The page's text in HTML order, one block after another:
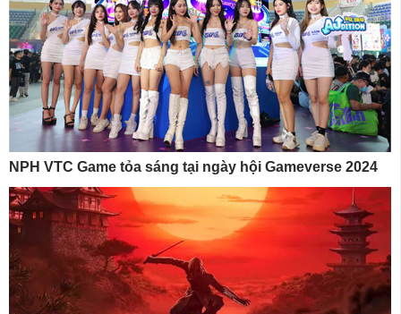
NPH VTC Game tỏa sáng tại ngày hội Gameverse 2024